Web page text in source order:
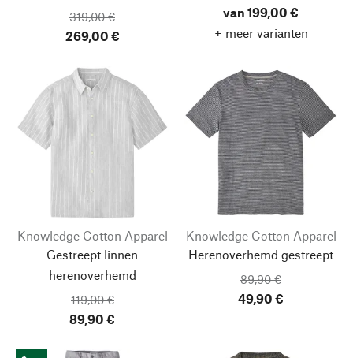
319,00 €
269,00 €
van 199,00 €
+ meer varianten
Knowledge Cotton Apparel
Gestreept linnen
herenoverhemd
119,00 €
89,90 €
Knowledge Cotton Apparel
Herenoverhemd gestreept
89,90 €
49,90 €